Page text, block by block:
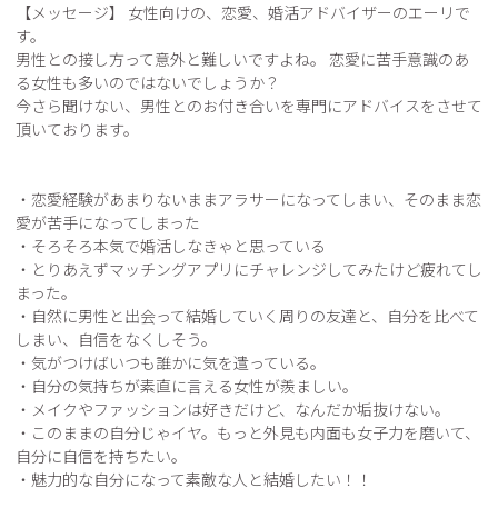
【メッセージ】 女性向けの、恋愛、婚活アドバイザーのエーリで
す。
男性との接し方って意外と難しいですよね。 恋愛に苦手意識のあ
る女性も多いのではないでしょうか？
今さら聞けない、男性とのお付き合いを専門にアドバイスをさせて
頂いております。
・恋愛経験があまりないままアラサーになってしまい、そのまま恋
愛が苦手になってしまった
・そろそろ本気で婚活しなきゃと思っている
・とりあえずマッチングアプリにチャレンジしてみたけど疲れてし
まった。
・自然に男性と出会って結婚していく周りの友達と、自分を比べて
しまい、自信をなくしそう。
・気がつけばいつも誰かに気を遣っている。
・自分の気持ちが素直に言える女性が羨ましい。
・メイクやファッションは好きだけど、なんだか垢抜けない。
・このままの自分じゃイヤ。もっと外見も内面も女子力を磨いて、
自分に自信を持ちたい。
・魅力的な自分になって素敵な人と結婚したい！！